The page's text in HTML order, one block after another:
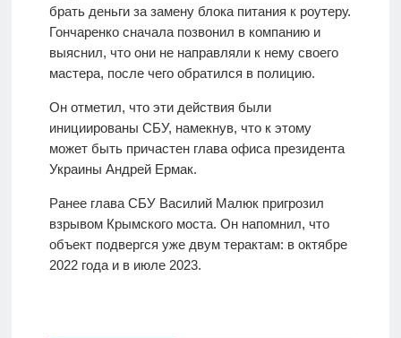
брать деньги за замену блока питания к роутеру.
Гончаренко сначала позвонил в компанию и
выяснил, что они не направляли к нему своего
мастера, после чего обратился в полицию.
Он отметил, что эти действия были
инициированы СБУ, намекнув, что к этому
может быть причастен глава офиса президента
Украины Андрей Ермак.
Ранее глава СБУ Василий Малюк пригрозил
взрывом Крымского моста. Он напомнил, что
объект подвергся уже двум терактам: в октябре
2022 года и в июле 2023.